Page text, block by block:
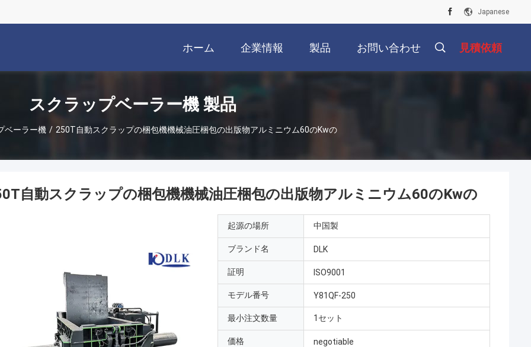
Japanese
ホーム 企業情報 製品 お問い合わせ 見積依頼
スクラップベーラー機 製品
ベーラー機 / 250T自動スクラップの梱包機機械油圧梱包の出版物アルミニウム60のKwの
自動スクラップの梱包機機械油圧梱包の出版物アルミニウム60のKwの
起源の場所 中国製
ブランド名 DLK
証明 ISO9001
モデル番号 Y81QF-250
最小注文数量 1セット
価格 negotiable